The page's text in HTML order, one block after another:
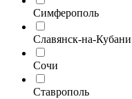
Симферополь
Славянск-на-Кубани
Сочи
Ставрополь